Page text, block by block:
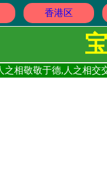
香港区
之相敬敬于德,人之相